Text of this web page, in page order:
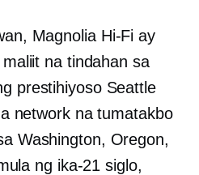
Magnolia Hi-Fi ay
na tindahan sa
prestihiyosoSeattle
network na tumatakbo
Washington, Oregon,
ng ika-21 siglo,